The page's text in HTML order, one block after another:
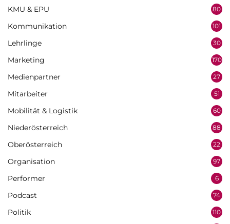
KMU & EPU 80
Kommunikation 101
Lehrlinge 30
Marketing 170
Medienpartner 27
Mitarbeiter 51
Mobilität & Logistik 60
Niederösterreich 88
Oberösterreich 22
Organisation 97
Performer 6
Podcast 74
Politik 110